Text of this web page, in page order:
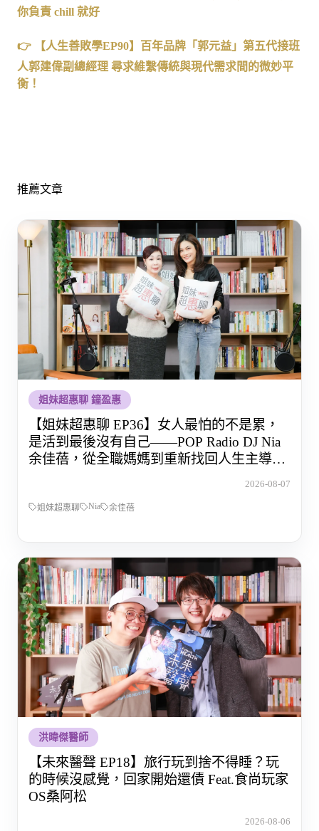
你負責 chill 就好
👉 【人生善敗學EP90】百年品牌「郭元益」第五代接班
人郭建偉副總經理 尋求維繫傳統與現代需求間的微妙平
衡！
推薦文章
姐妹超惠聊 鐘盈惠
【姐妹超惠聊 EP36】女人最怕的不是累，
是活到最後沒有自己——POP Radio DJ Nia
余佳蓓，從全職媽媽到重新找回人生主導權
2026-08-07
姐妹超惠聊 Nia 余佳蓓
洪暐傑醫師
【未來醫聲 EP18】旅行玩到捨不得睡？玩
的時候沒感覺，回家開始還債 Feat.食尚玩家
OS桑阿松
2026-08-06